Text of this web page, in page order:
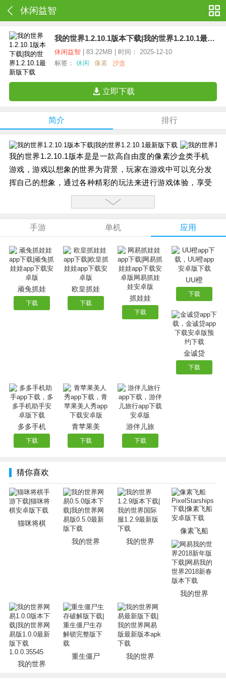
休闲益智
我的世界1.2.10.1版本下载|我的世界1.2.10.1最新版下载
休闲益智| 83.22MB | 时间： 2025-12-10
标签： 休闲 像素 沙盒
立即下载
简介 排行
我的世界1.2.10.1版本是是一款高自由度的像素沙盒类手机
游戏，游戏以想象的世界为背景，玩家在游戏中可以充分发
挥自己的想象，通过各种精彩的玩法来进行游戏体验，享受
创造带来的游戏乐趣。
1、第一沙盒游戏，放开你的思维，来创造世界；
2、搜集游戏中的材料，来打造最精品的世界；
3、在探索世界的同时，还会面对各种无限，克服吧；
4、游戏有多个模式可供选择，看玩家怎么选择；
5、皮肤全解锁，海量华丽皮肤任你来体验。
手游 单机 应用
顽兔抓娃
下载
欧皇抓娃
下载
抓娃娃
下载
UU橙
下载
金诚贷
下载
多多手机
下载
青苹果美
下载
游伴儿旅
下载
猜你喜欢
猫咪将棋
我的世界 我的世界
像素飞船
我的世界
我的世界
重生僵尸 我的世界